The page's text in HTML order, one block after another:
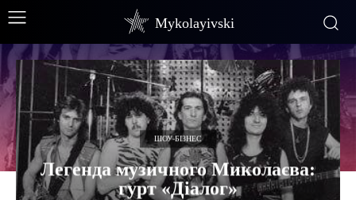
Mykolayivski
ШОУ-БІЗНЕС
Легенда музичного Миколаєва:
гурт «Діалог»